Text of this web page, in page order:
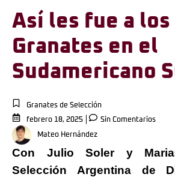
Así les fue a los
Granates en el
Sudamericano
Granates de Selección
febrero 18, 2025
Sin Comentarios
Mateo Hernández
Con Julio Soler y
Selección Argentina de